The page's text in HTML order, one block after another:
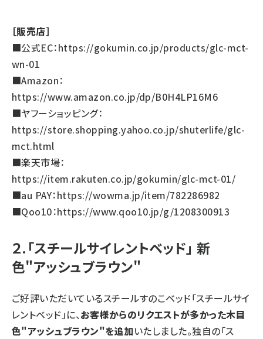
［販売店］
■公式EC：https://gokumin.co.jp/products/glc-mct-
wn-01
■Amazon：
https://www.amazon.co.jp/dp/B0H4LP16M6
■ヤフーショッピング：
https://store.shopping.yahoo.co.jp/shuterlife/glc-
mct.html
■楽天市場：
https://item.rakuten.co.jp/gokumin/glc-mct-01/
■au PAY：https://wowma.jp/item/782286982
■Qoo10：https://www.qoo10.jp/g/1208300913
２.「スチールサイレントベッド」 新
色"アッシュブラウン"
ご好評いただいているスチールすのこベッド「スチールサイ
レントベッド」に、お客様からのリクエストが多かった木目
色"アッシュブラウン"を追加いたしました。独自の「ス